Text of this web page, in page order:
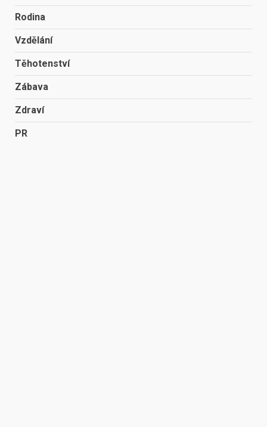
Rodina
Vzdělání
Těhotenství
Zábava
Zdraví
PR